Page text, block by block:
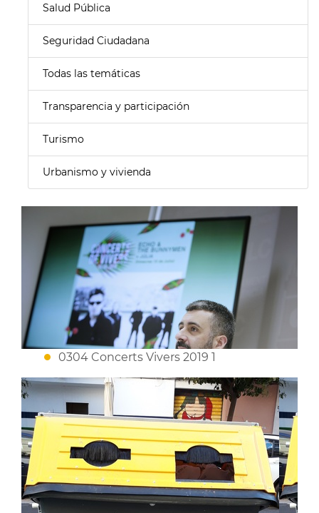
Salud Pública
Seguridad Ciudadana
Todas las temáticas
Transparencia y participación
Turismo
Urbanismo y vivienda
0304 Concerts Vivers 2019 1